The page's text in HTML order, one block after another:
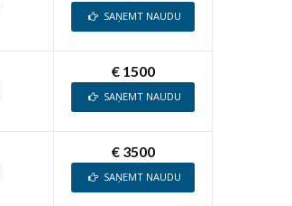
SAŅEMT NAUDU
€ 1500
SAŅEMT NAUDU
€ 3500
SAŅEMT NAUDU